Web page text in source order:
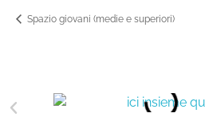
Spazio giovani (medie e superiori)